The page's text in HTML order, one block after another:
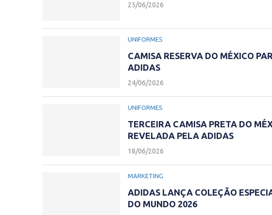
25/06/2026
UNIFORMES
CAMISA RESERVA DO MÉXICO
ADIDAS
24/06/2026
UNIFORMES
TERCEIRA CAMISA PRETA DO
REVELADA PELA ADIDAS
18/06/2026
MARKETING
ADIDAS LANÇA COLEÇÃO
DO MUNDO 2026